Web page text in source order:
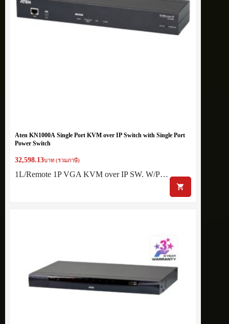
Aten KN1000A Single Port KVM over IP Switch with Single Port
Power Switch
32,598.13บาท (รวมภาษี)
1L/Remote 1P VGA KVM over IP SW. W/P…